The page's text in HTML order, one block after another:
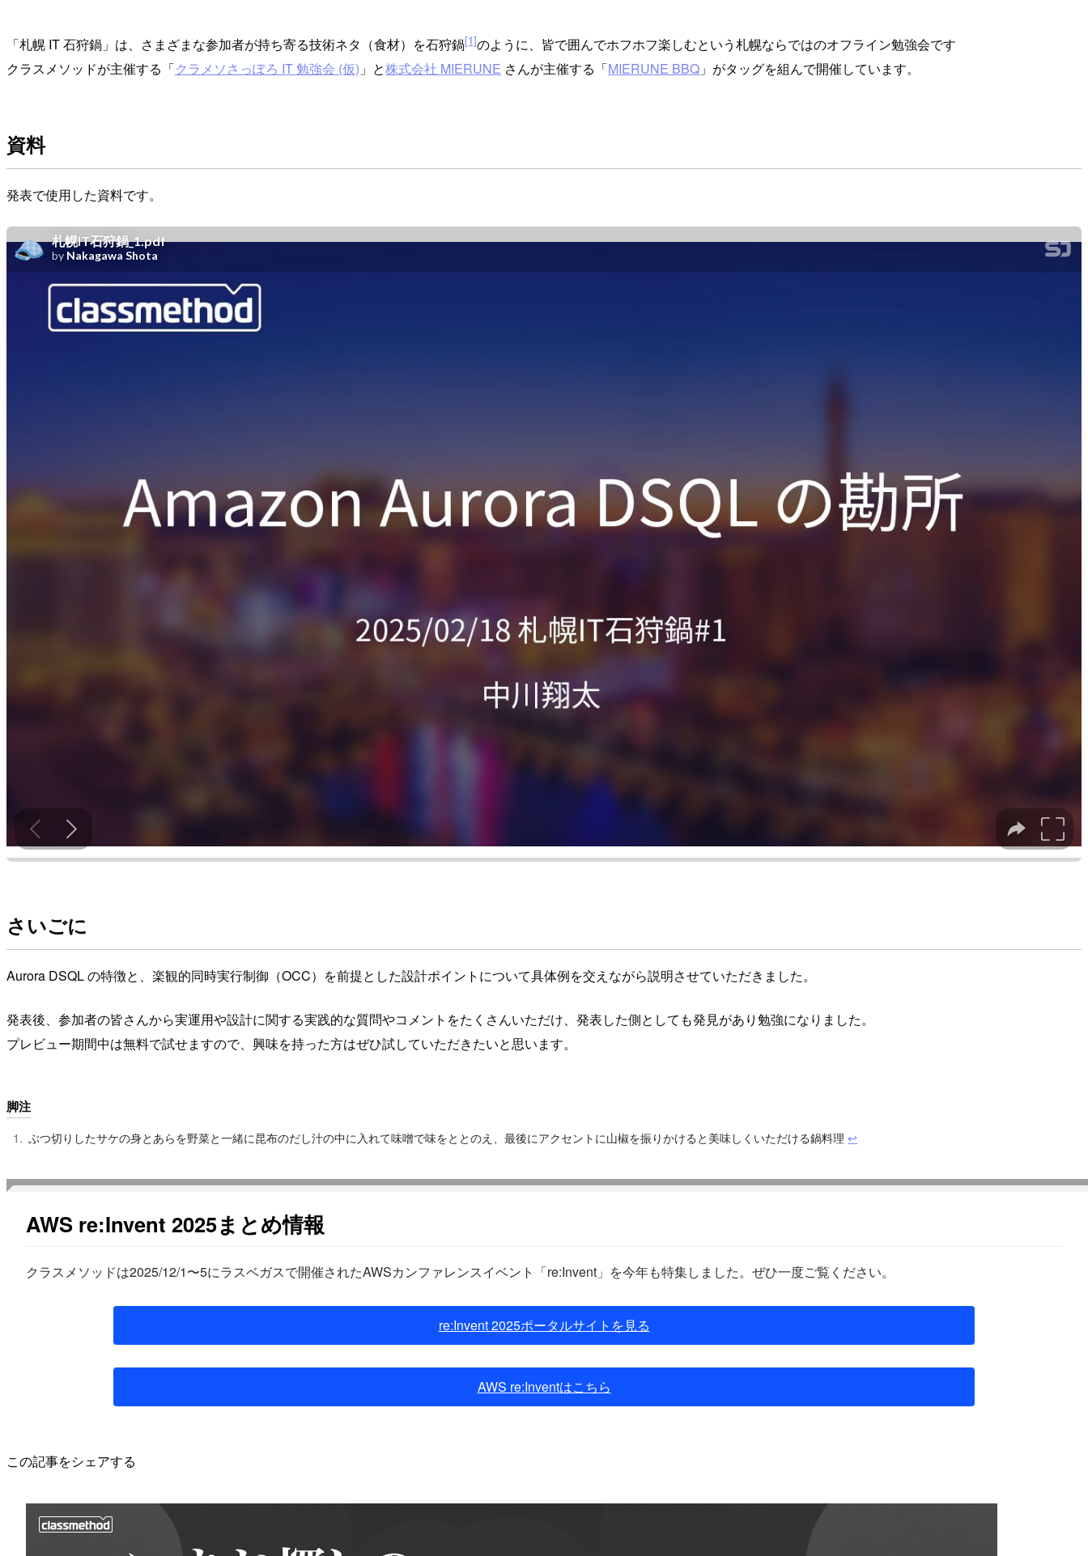
「札幌 IT 石狩鍋」は、さまざまな参加者が持ち寄る技術ネタ（食材）を石狩鍋[1]のように、皆で囲んでホフホフ楽しむという札幌ならではのオフライン勉強会です
クラスメソッドが主催する「クラメソさっぽろ IT 勉強会 (仮) 」と株式会社 MIERUNE さんが主催する「MIERUNE BBQ 」がタッグを組んで開催しています。
資料
発表で使用した資料です。
さいごに
Aurora DSQL の特徴と、楽観的同時実行制御（OCC）を前提とした設計ポイントについて具体例を交えながら説明させていただきました。
発表後、参加者の皆さんから実運用や設計に関する実践的な質問やコメントをたくさんいただけ、発表した側としても発見があり勉強になりました。
プレビュー期間中は無料で試せますので、興味を持った方はぜひ試していただきたいと思います。
脚注
ぶつ切りしたサケの身とあらを野菜と一緒に昆布のだし汁の中に入れて味噌で味をととのえ、最後にアクセントに山椒を振りかけると美味しくいただける鍋料理↩︎
AWS re:Invent 2025まとめ情報
クラスメソッドは2025/12/1〜5にラスベガスで開催されたAWSカンファレンスイベント「re:Invent」を今年も特集しました。ぜひ一度ご覧ください。
re:Invent 2025ポータルサイトを見る
AWS re:Inventはこちら
この記事をシェアする